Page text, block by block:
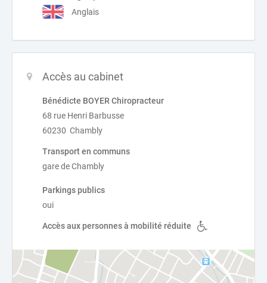
Anglais
Accès au cabinet
Bénédicte BOYER Chiropracteur
68 rue Henri Barbusse
60230 Chambly
Transport en communs
gare de Chambly
Parkings publics
oui
Accès aux personnes à mobilité réduite